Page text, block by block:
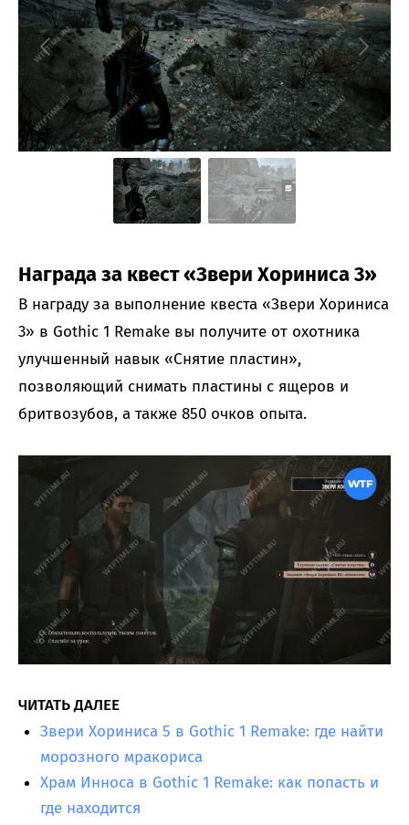
Награда за квест «Звери Хориниса 3»
В награду за выполнение квеста «Звери Хориниса
3» в Gothic 1 Remake вы получите от охотника
улучшенный навык «Снятие пластин»,
позволяющий снимать пластины с ящеров и
бритвозубов, а также 850 очков опыта.
ЧИТАТЬ ДАЛЕЕ
Звери Хориниса 5 в Gothic 1 Remake: где найти
морозного мракориса
Храм Инноса в Gothic 1 Remake: как попасть и
где находится